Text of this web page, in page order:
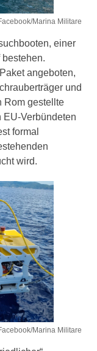
Marina Militare
einer
angeboten,
und
Rom gestellte
EU-Verbündeten
formal
wird.
Marina Militare